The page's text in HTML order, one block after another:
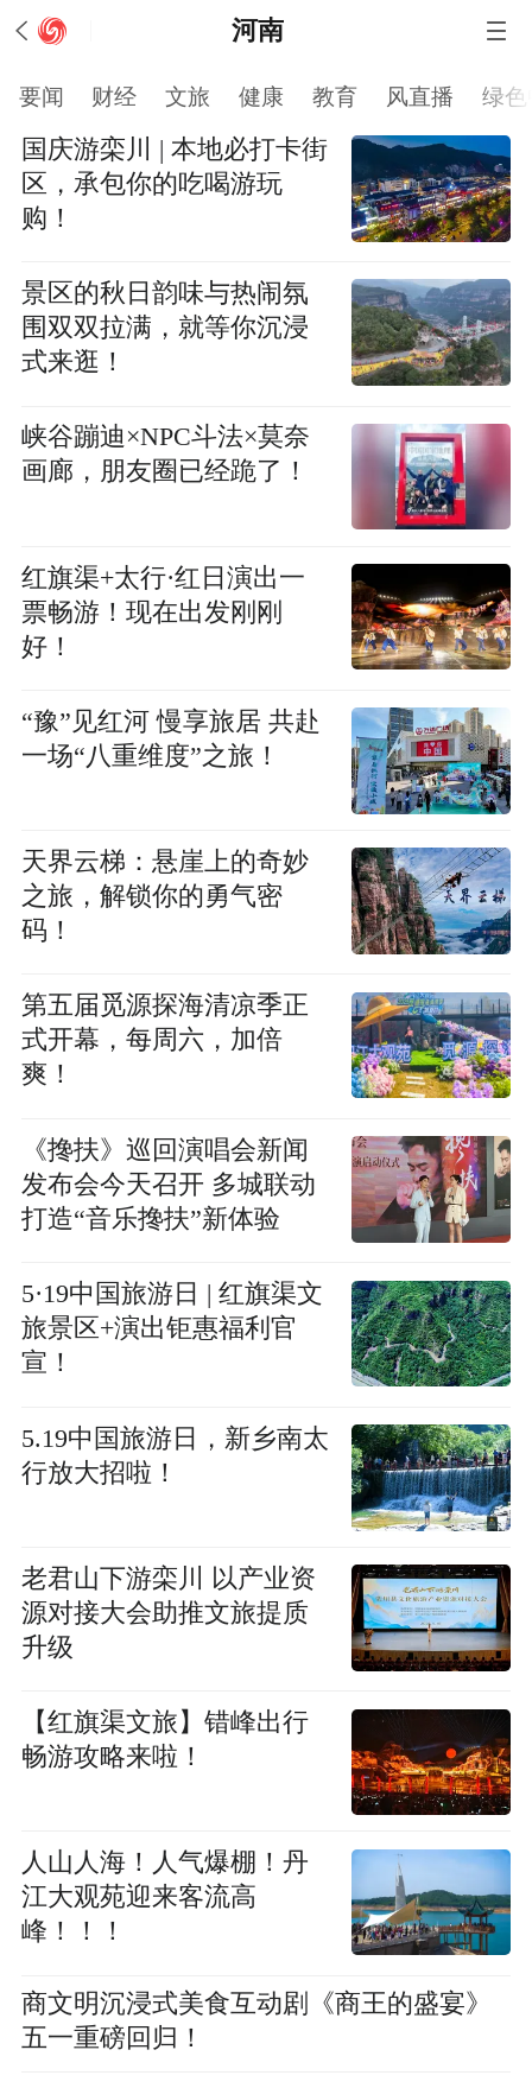
河南
要闻 财经 文旅 健康 教育 风直播 绿
国庆游栾川 | 本地必打卡街
区，承包你的吃喝游玩
购！
景区的秋日韵味与热闹氛
围双双拉满，就等你沉浸
式来逛！
峡谷蹦迪×NPC斗法×莫奈
画廊，朋友圈已经跪了！
红旗渠+太行·红日演出一
票畅游！现在出发刚刚
好！
“豫”见红河 慢享旅居 共赴
一场“八重维度”之旅！
天界云梯：悬崖上的奇妙
之旅，解锁你的勇气密
码！
第五届觅源探海清凉季正
式开幕，每周六，加倍
爽！
《搀扶》巡回演唱会新闻
发布会今天召开 多城联动
打造“音乐搀扶”新体验
5·19中国旅游日 | 红旗渠文
旅景区+演出钜惠福利官
宣！
5.19中国旅游日，新乡南太
行放大招啦！
老君山下游栾川 以产业资
源对接大会助推文旅提质
升级
【红旗渠文旅】错峰出行
畅游攻略来啦！
人山人海！人气爆棚！丹
江大观苑迎来客流高
峰！！！
商文明沉浸式美食互动剧《商王的盛宴》
五一重磅回归！